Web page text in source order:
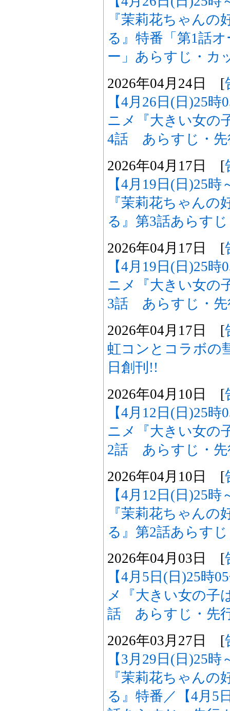
『茉莉花ちゃん
る』特番「第1話
ー」あらすじ・カ
2026年04月24日 [
【4月26日(日)25
ニメ『大きい女の
4話 あらすじ・先
2026年04月17日 [
【4月19日(日)25
『茉莉花ちゃん
る』第3話あらす
2026年04月17日 [
【4月19日(日)25
ニメ『大きい女の
3話 あらすじ・先
2026年04月17日 [
虹コンとコラボの
日創刊!!
2026年04月10日 [
【4月12日(日)25
ニメ『大きい女の
2話 あらすじ・先
2026年04月10日 [
【4月12日(日)25
『茉莉花ちゃん
る』第2話あらす
2026年04月03日 [
【4月5日(日)25時
メ『大きい女の子
話 あらすじ・先
2026年03月27日 [
【3月29日(日)25
『茉莉花ちゃん
る』特番／【4月5